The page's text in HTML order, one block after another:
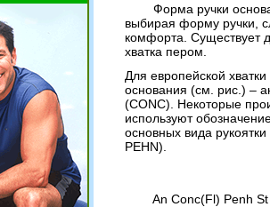
Форма ручки
выбирая форму ручки,
комфорта. Существует
хватка пером.
Для европейской
основания (см. рис.) –
(CONC). Некоторые
используют
основных вида
PEHN).
An Conc(Fl) Penh St